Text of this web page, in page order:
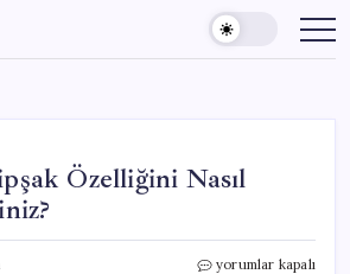
Özelliğini Nasıl
Instagram
yorumlar kapalı